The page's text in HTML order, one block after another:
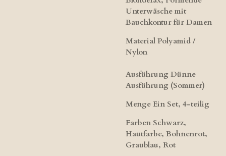
Unterwäsche mit
Bauchkontur für Damen
Material​ Polyamid /
Nylon
Ausführung​ Dünne
Ausführung (Sommer)
Menge Ein Set, 4-teilig
Farben​ Schwarz,
Hautfarbe, Bohnenrot,
Graublau, Rot